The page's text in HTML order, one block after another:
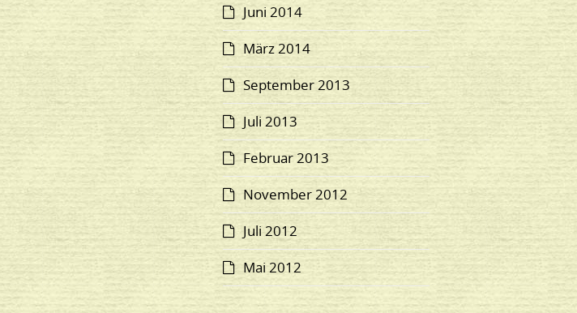
Juni 2014
März 2014
September 2013
Juli 2013
Februar 2013
November 2012
Juli 2012
Mai 2012